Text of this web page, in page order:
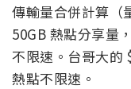
傳輸量合併計算（
50GB 熱點分享量
不限速。台哥大的
熱點不限速。